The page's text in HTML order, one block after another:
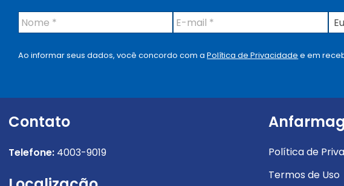
N
o
e
*
E
-
a
i
E
o
u
.
*
Ao informar seus dados, você concordo com aPolítica de Privacidade e em
Contato
Telefone: 4003-9019
Anfarmag
Política de
Termos de Uso